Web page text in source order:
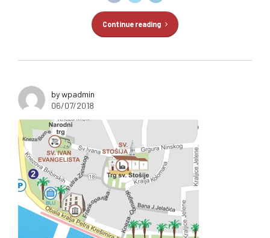
Continue reading
by wpadmin
06/07/2018